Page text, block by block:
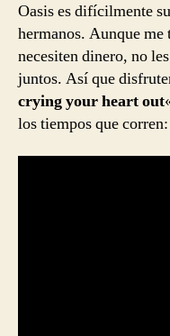
Oasis es difícilmente
hermanos. Aunque me
necesiten dinero, no
juntos. Así que
crying your heart out
los tiempos que corren: